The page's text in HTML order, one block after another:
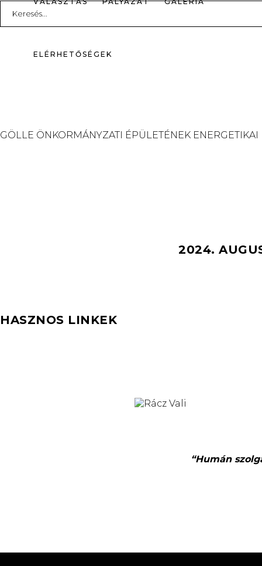
ELÉRHETŐSÉGEK
for:
GÖLLE ÖNKORMÁNYZATI ÉPÜLETÉNEK ENERGETIKAI
2024.
HASZNOS LINKEK
“Humán